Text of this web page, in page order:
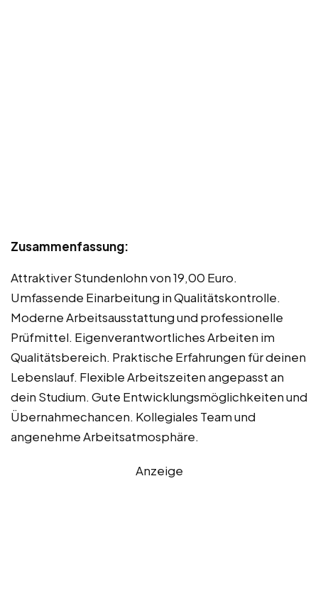
Zusammenfassung:
Attraktiver Stundenlohn von 19,00 Euro.
Umfassende Einarbeitung in Qualitätskontrolle.
Moderne Arbeitsausstattung und professionelle
Prüfmittel. Eigenverantwortliches Arbeiten im
Qualitätsbereich. Praktische Erfahrungen für deinen
Lebenslauf. Flexible Arbeitszeiten angepasst an
dein Studium. Gute Entwicklungsmöglichkeiten und
Übernahmechancen. Kollegiales Team und
angenehme Arbeitsatmosphäre.
Anzeige